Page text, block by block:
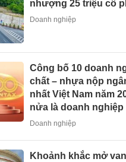
nhượng 25 triệu cổ
Doanh nghiệp
Công bố 10 doanh
chất – nhựa nộp
nhất Việt Nam năm
nửa là doanh
Doanh nghiệp
Khoảnh khắc mở